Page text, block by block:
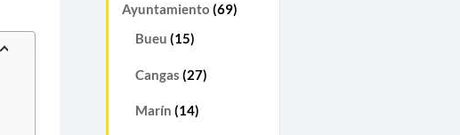
Ayuntamiento (69)
Bueu (15)
Cangas (27)
Marín (14)